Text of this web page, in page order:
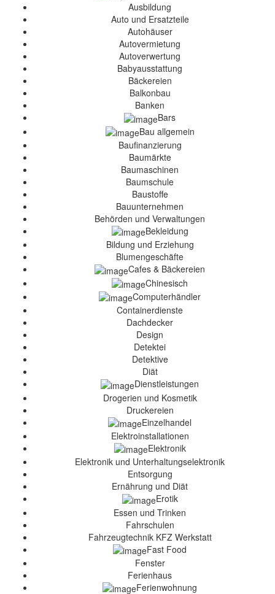
Ausbildung
Auto und Ersatzteile
Autohäuser
Autovermietung
Autoverwertung
Babyausstattung
Bäckereien
Balkonbau
Banken
Bars
Bau allgemein
Baufinanzierung
Baumärkte
Baumaschinen
Baumschule
Baustoffe
Bauunternehmen
Behörden und Verwaltungen
Bekleidung
Bildung und Erziehung
Blumengeschäfte
Cafes & Bäckereien
Chinesisch
Computerhändler
Containerdienste
Dachdecker
Design
Detektei
Detektive
Diät
Dienstleistungen
Drogerien und Kosmetik
Druckereien
Einzelhandel
Elektroinstallationen
Elektronik
Elektronik und Unterhaltungselektronik
Entsorgung
Ernährung und Diät
Erotik
Essen und Trinken
Fahrschulen
Fahrzeugtechnik KFZ Werkstatt
Fast Food
Fenster
Ferienhaus
Ferienwohnung